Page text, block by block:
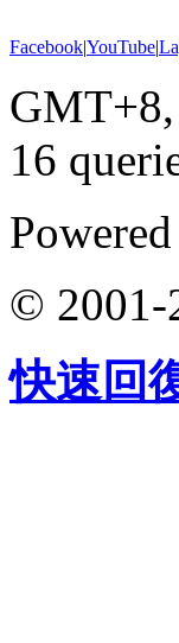
Facebook|YouTube|
16
© 2001-
快速回